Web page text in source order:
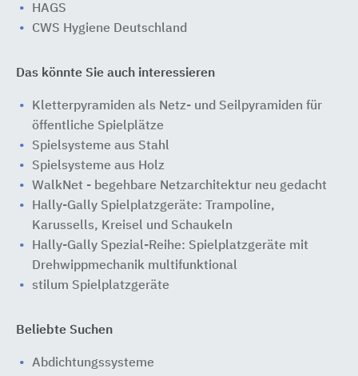
HAGS
CWS Hygiene Deutschland
Das könnte Sie auch interessieren
Kletterpyramiden als Netz- und Seilpyramiden für
öffentliche Spielplätze
Spielsysteme aus Stahl
Spielsysteme aus Holz
WalkNet - begehbare Netzarchitektur neu gedacht
Hally-Gally Spielplatzgeräte: Trampoline,
Karussells, Kreisel und Schaukeln
Hally-Gally Spezial-Reihe: Spielplatzgeräte mit
Drehwippmechanik multifunktional
stilum Spielplatzgeräte
Beliebte Suchen
Abdichtungssysteme